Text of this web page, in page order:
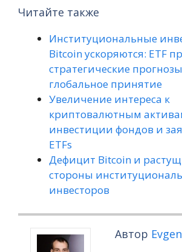
Читайте также
Институциональные
Bitcoin ускоряются: ETF
стратегические
глобальное принятие
Увеличение интереса к
криптовалютным
инвестиции фондов и
ETFs
Дефицит Bitcoin и
стороны
инвесторов
Автор